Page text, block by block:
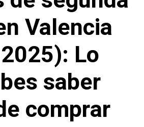
Valencia
Lo
saber
comprar